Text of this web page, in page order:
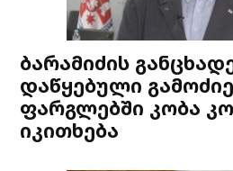
ბარამიძის
დაწყებული
ფარგლებში კობა
იკითხება